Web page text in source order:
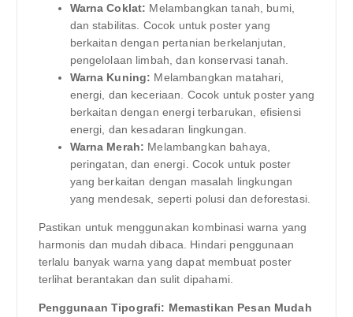
Warna Coklat: Melambangkan tanah, bumi,
dan stabilitas. Cocok untuk poster yang
berkaitan dengan pertanian berkelanjutan,
pengelolaan limbah, dan konservasi tanah.
Warna Kuning: Melambangkan matahari,
energi, dan keceriaan. Cocok untuk poster yang
berkaitan dengan energi terbarukan, efisiensi
energi, dan kesadaran lingkungan.
Warna Merah: Melambangkan bahaya,
peringatan, dan energi. Cocok untuk poster
yang berkaitan dengan masalah lingkungan
yang mendesak, seperti polusi dan deforestasi.
Pastikan untuk menggunakan kombinasi warna yang
harmonis dan mudah dibaca. Hindari penggunaan
terlalu banyak warna yang dapat membuat poster
terlihat berantakan dan sulit dipahami.
Penggunaan Tipografi: Memastikan Pesan Mudah